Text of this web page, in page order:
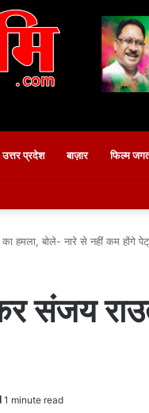
उत्तर प्रदेश बाज़ार फिल्म
हमला, बोले- नारे से नहीं कम होंगे
संजय
1 minute read